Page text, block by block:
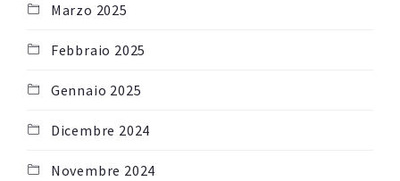
Marzo 2025
Febbraio 2025
Gennaio 2025
Dicembre 2024
Novembre 2024